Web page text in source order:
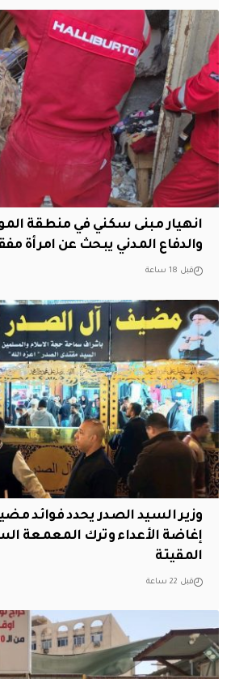
انهيار مبنى سكني في منطقة
والدفاع المدني يبحث عن امرأة
قبل 18 ساعة
وزير السيد الصدر يحدد فوائد
إغاضة الأعداء وترك المعمعة
المقيتة
قبل 22 ساعة